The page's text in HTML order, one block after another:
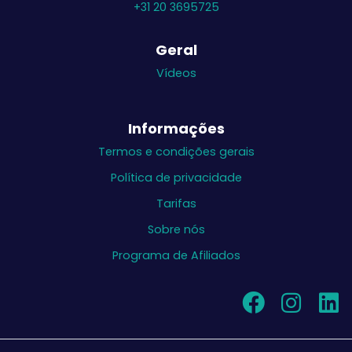
+31 20 3695725
Geral
Vídeos
Informações
Termos e condições gerais
Política de privacidade
Tarifas
Sobre nós
Programa de Afiliados